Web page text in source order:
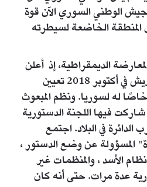
الوطني السوري الآن قوة
الخاضعة لسيطرته
الديمقراطية، إذ أعلن
أمينها العام أنطونيو غوتيريش في أكتوبر 2018 تعيين
له لسوريا. ونظم المبعوث
فيها اللجنة الدستورية
في البلاد. اجتمع
المسؤولة عن وضع الدستور ،
ممثلاً عن نظام الأسد ، والمنظمات غير
عدة مرات. حتى أنه كان